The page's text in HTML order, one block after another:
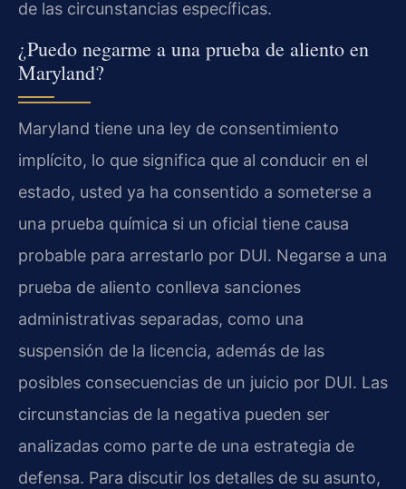
de las circunstancias específicas.
¿Puedo negarme a una prueba de aliento en
Maryland?
Maryland tiene una ley de consentimiento
implícito, lo que significa que al conducir en el
estado, usted ya ha consentido a someterse a
una prueba química si un oficial tiene causa
probable para arrestarlo por DUI. Negarse a una
prueba de aliento conlleva sanciones
administrativas separadas, como una
suspensión de la licencia, además de las
posibles consecuencias de un juicio por DUI. Las
circunstancias de la negativa pueden ser
analizadas como parte de una estrategia de
defensa. Para discutir los detalles de su asunto,